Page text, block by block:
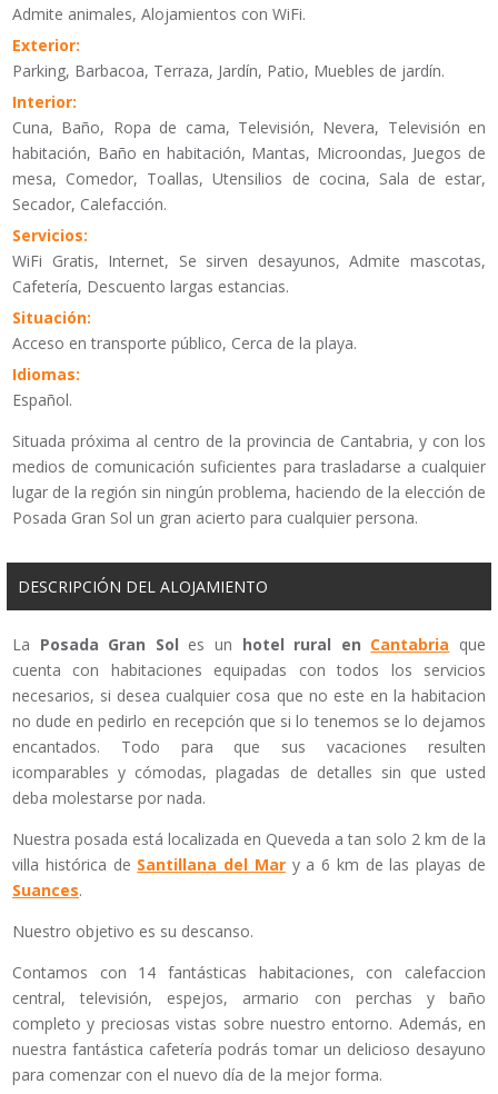
Admite animales, Alojamientos con WiFi.
Exterior:
Parking, Barbacoa, Terraza, Jardín, Patio, Muebles de jardín.
Interior:
Cuna, Baño, Ropa de cama, Televisión, Nevera, Televisión en
habitación, Baño en habitación, Mantas, Microondas, Juegos de
mesa, Comedor, Toallas, Utensilios de cocina, Sala de estar,
Secador, Calefacción.
Servicios:
WiFi Gratis, Internet, Se sirven desayunos, Admite mascotas,
Cafetería, Descuento largas estancias.
Situación:
Acceso en transporte público, Cerca de la playa.
Idiomas:
Español.
Situada próxima al centro de la provincia de Cantabria, y con los
medios de comunicación suficientes para trasladarse a cualquier
lugar de la región sin ningún problema, haciendo de la elección de
Posada Gran Sol un gran acierto para cualquier persona.
DESCRIPCIÓN DEL ALOJAMIENTO
La Posada Gran Sol es un hotel rural en Cantabria que
cuenta con habitaciones equipadas con todos los servicios
necesarios, si desea cualquier cosa que no este en la habitacion
no dude en pedirlo en recepción que si lo tenemos se lo dejamos
encantados. Todo para que sus vacaciones resulten
icomparables y cómodas, plagadas de detalles sin que usted
deba molestarse por nada.
Nuestra posada está localizada en Queveda a tan solo 2 km de la
villa histórica de Santillana del Mary a 6 km de las playas de
Suances.
Nuestro objetivo es su descanso.
Contamos con 14 fantásticas habitaciones, con calefaccion
central, televisión, espejos, armario con perchas y baño
completo y preciosas vistas sobre nuestro entorno. Además, en
nuestra fantástica cafetería podrás tomar un delicioso desayuno
para comenzar con el nuevo día de la mejor forma.